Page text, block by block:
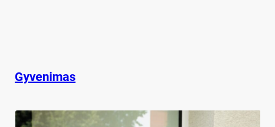
Gyvenimas